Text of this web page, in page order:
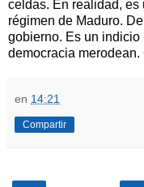
celdas. En realidad, es
régimen de Maduro.
gobierno. Es un indicio
democracia
en 14:21
Compartir